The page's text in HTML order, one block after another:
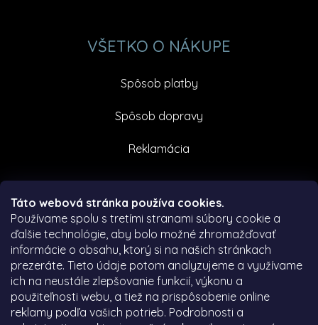
Táto webová stránka používa cookies.
Používame spolu s tretími stranami súbory cookie a
ďalšie technológie, aby bolo možné zhromažďovať
informácie o obsahu, ktorý si na našich stránkach
prezeráte. Tieto údaje potom analyzujeme a využívame
ich na neustále zlepšovanie funkcií, výkonu a
použiteľnosti webu, a tiež na prispôsobenie online
reklamy podľa vašich potrieb. Podrobnosti a
VŠETKO O NÁKUPE
Spôsob platby
Spôsob dopravy
Reklamácia